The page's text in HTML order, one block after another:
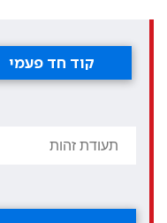
קוד חד פעמי